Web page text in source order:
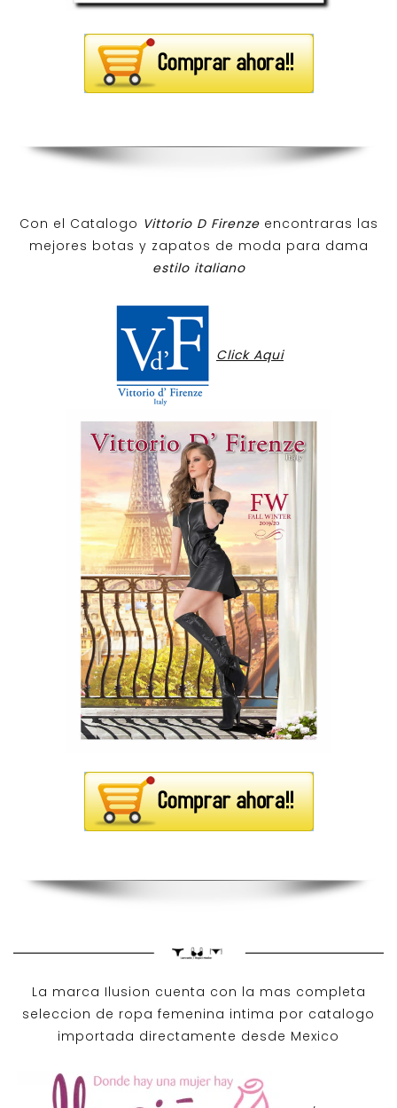
Con el Catalogo Vittorio D Firenzeencontraras las
mejores botas y zapatos de moda para dama
estilo italiano
Click Aqui
La marca Ilusion cuenta con la mas completa
seleccion de ropa femenina intima por catalogo
importada directamente desde Mexico